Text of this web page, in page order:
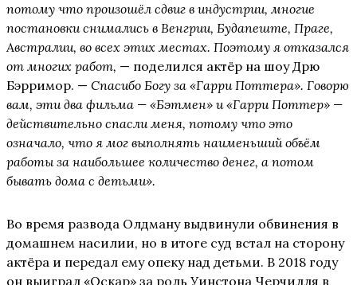
потому что произошёл сдвиг в индустрии, многие
постановки снимались в Венгрии, Будапеште, Праге,
Австралии, во всех этих местах. Поэтому я отказался
от многих работ, — поделился актёр на шоу Дрю
Бэрримор. — Спасибо Богу за «Гарри Поттера». Говорю
вам, эти два фильма — «Бэтмен» и «Гарри Поттер» —
действительно спасли меня, потому что это
означало, что я мог выполнять наименьший объём
работы за наибольшее количество денег, а потом
бывать дома с детьми».
Во время развода Олдману выдвинули обвинения в
домашнем насилии, но в итоге суд встал на сторону
актёра и передал ему опеку над детьми. В 2018 году
он выиграл «Оскар» за роль Уинстона Черчилля в